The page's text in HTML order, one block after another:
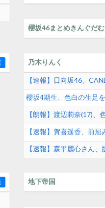
櫻坂46まとめきんぐだむ
乃木りんく
【速報】日向坂46、
櫻坂4期生、色白の生足
【朗報】渡辺莉奈(17)、
【速報】賀喜遥香、前
【速報】森平麗心さん
地下帝国